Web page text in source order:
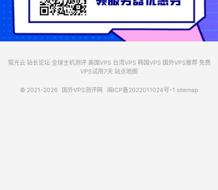
萤光云 站长论坛 全球主机测评 美国VPS 台湾VPS 韩国VPS 国外VPS推荐 免费
VPS试用7天 站点地图
© 2021-2026 国外VPS测评网 闽ICP备2022011024号-1 sitemap